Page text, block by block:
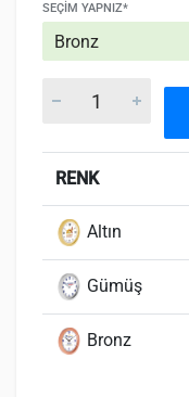
SEÇIM YAPNIZ*
RENK
Altın
Gümüş
Bronz